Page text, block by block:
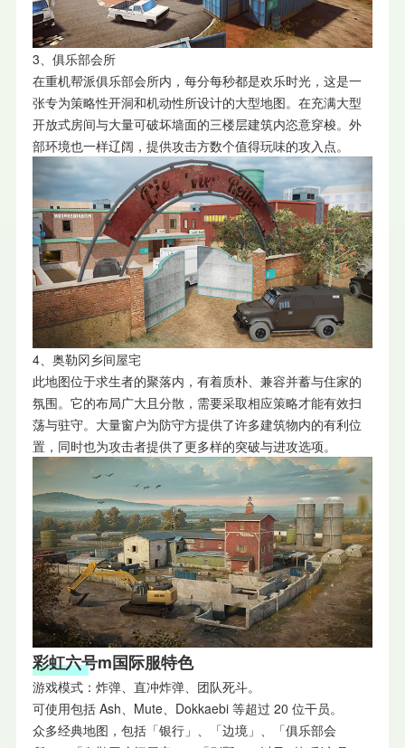
3、俱乐部会所
在重机帮派俱乐部会所内，每分每秒都是欢乐时光，这是一
张专为策略性开洞和机动性所设计的大型地图。在充满大型
开放式房间与大量可破坏墙面的三楼层建筑内恣意穿梭。外
部环境也一样辽阔，提供攻击方数个值得玩味的攻入点。
4、奥勒冈乡间屋宅
此地图位于求生者的聚落内，有着质朴、兼容并蓄与住家的
氛围。它的布局广大且分散，需要采取相应策略才能有效扫
荡与驻守。大量窗户为防守方提供了许多建筑物内的有利位
置，同时也为攻击者提供了更多样的突破与进攻选项。
彩虹六号m国际服特色
游戏模式：炸弹、直冲炸弹、团队死斗。
可使用包括 Ash、Mute、Dokkaebi 等超过 20 位干员。
众多经典地图，包括「银行」、「边境」、「俱乐部会